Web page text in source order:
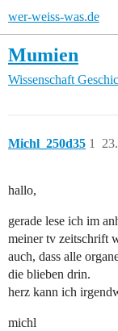
wer-weiss-was.de
Mumien
Wissenschaft
Michl_250d35 1
hallo,
gerade lese ich im
meiner tv zeitschrift
auch, dass alle
die blieben drin.
herz kann ich
michl